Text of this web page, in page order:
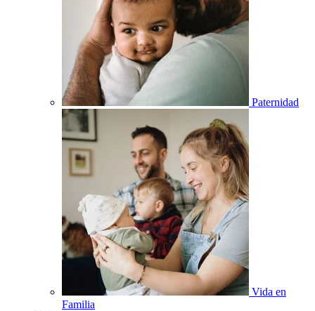
Paternidad
Vida en
Familia